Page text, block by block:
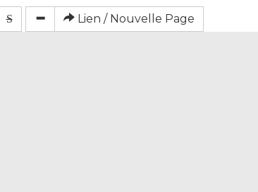
S Lien / Nouvelle Page